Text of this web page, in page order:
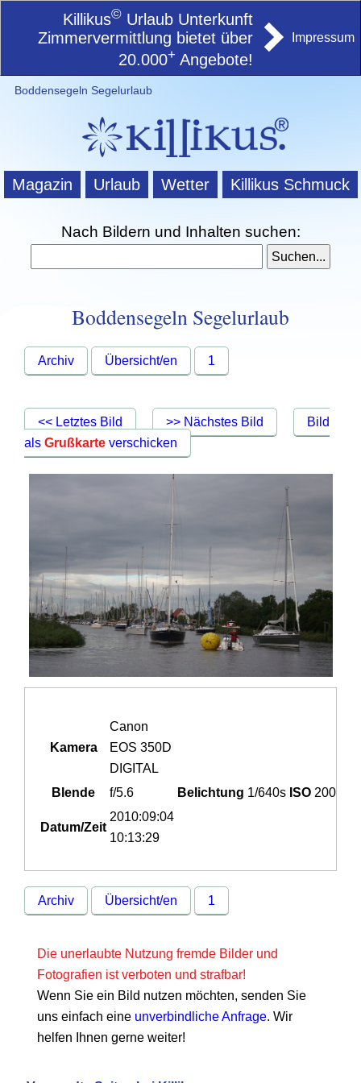
Killikus© Urlaub Unterkunft
Zimmervermittlung bietet über
20.000+ Angebote!
Impressum
Boddensegeln Segelurlaub
Magazin Urlaub Wetter Killikus Schmuck
Nach Bildern und Inhalten suchen:
Boddensegeln Segelurlaub
Archiv Übersicht/en 1
<< Letztes Bild >> Nächstes Bild
Bild
alsGrußkarte verschicken
Kamera
Canon
EOS 350D
DIGITAL
Blende
f/5.6 Belichtung 1/640s ISO 200
Datum/Zeit
2010:09:04
10:13:29
Archiv Übersicht/en 1
Die unerlaubte Nutzung fremde Bilder und
Fotografien ist verboten und strafbar!
Wenn Sie ein Bild nutzen möchten, senden Sie
uns einfach eine unverbindliche Anfrage. Wir
helfen Ihnen gerne weiter!